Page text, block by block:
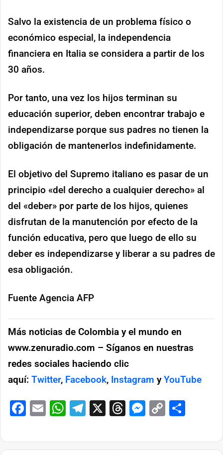
Salvo la existencia de un problema físico o
económico especial, la independencia
financiera en Italia se considera a partir de los
30 años.
Por tanto, una vez los hijos terminan su
educación superior, deben encontrar trabajo e
independizarse porque sus padres no tienen la
obligación de mantenerlos indefinidamente.
El objetivo del Supremo italiano es pasar de un
principio «del derecho a cualquier derecho» al
del «deber» por parte de los hijos, quienes
disfrutan de la manutención por efecto de la
función educativa, pero que luego de ello su
deber es independizarse y liberar a su padres de
esa obligación.
Fuente Agencia AFP
Más noticias de Colombia y el mundo en
www.zenuradio.com – Síganos en nuestras
redes sociales haciendo clic
aquí: Twitter, Facebook, Instagram yYouTube
Facebook
EmailWhatsApp
Telegram
X ThreadsCopy